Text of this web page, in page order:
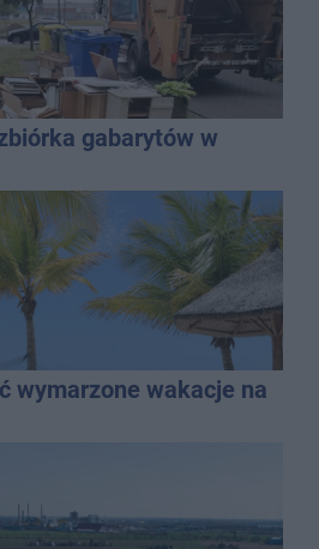
gabarytów w
wymarzone wakacje na